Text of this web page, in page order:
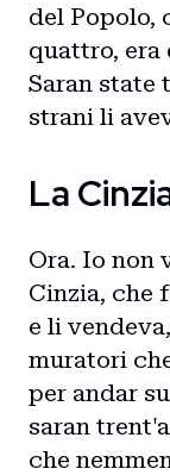
del Popolo,
quattro,
Saran state
strani li
La
Ora. Io non
Cinzia, che
e li
muratori
per andar
saran
che